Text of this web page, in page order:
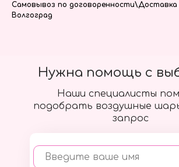
Самовывоз по договоренности\Доставка
Волгоград
Наши специалисты
подобрать воздушные
запрос
Введите ваше имя
Нужна помощь с